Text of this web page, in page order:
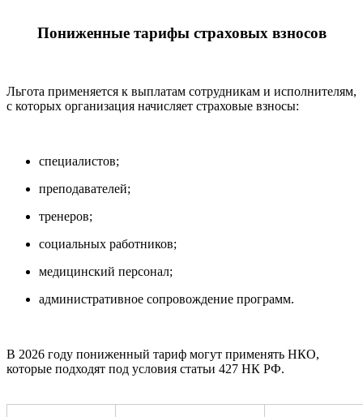
Пониженные тарифы страховых взносов
Льгота применяется к выплатам сотрудникам и исполнителям,
с которых организация начисляет страховые взносы:
специалистов;
преподавателей;
тренеров;
социальных работников;
медицинский персонал;
административное сопровождение программ.
В 2026 году пониженный тариф могут применять НКО,
которые подходят под условия статьи 427 НК РФ.